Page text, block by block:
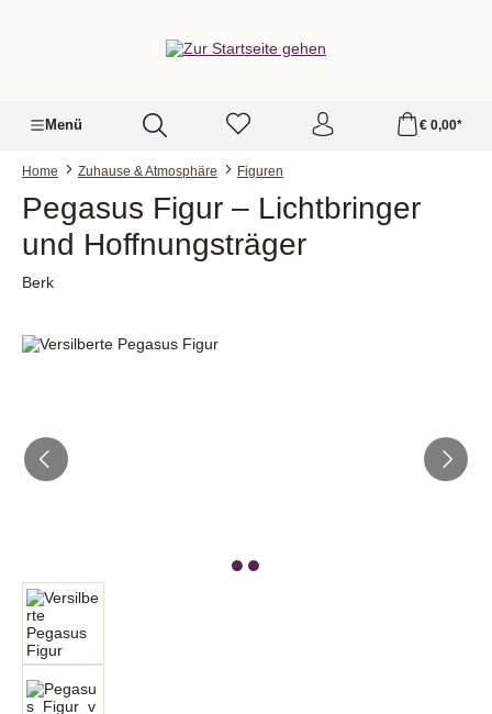
Menü € 0,00*
Home Zuhause & Atmosphäre Figuren
Pegasus Figur – Lichtbringer
und Hoffnungsträger
Berk
Bildergalerie überspringen